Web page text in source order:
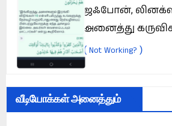
ஜஃபோன்,
அனைத்து
(Not Working? )
வீடியோக்கள் அனைத்தும்